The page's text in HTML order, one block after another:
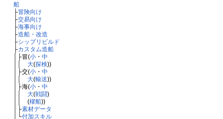
船
├冒険向け
├交易向け
├海事向け
├造船・改造
├シップリビルド
├カスタム造船
│├冒(小・ 中
大(探検))
│├交(小・ 中
大(輸送))
│├海(小・ 中
大(戦闘)
││ (櫂船))
│├素材データ
│└付加スキル